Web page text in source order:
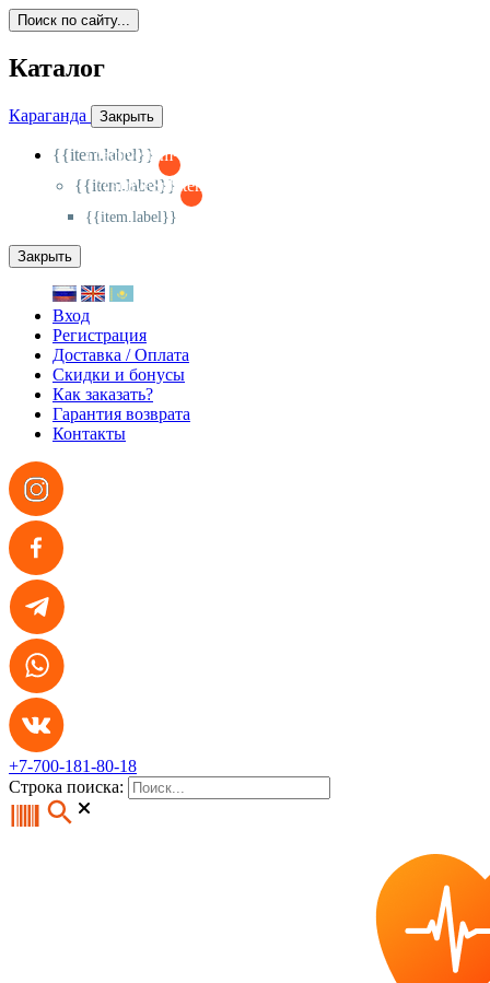
Поиск по сайту...
Каталог
Караганда Закрыть
{{item.label}}
{{activeItem==item.id?'-
{{item.label}}
{{activeSubitem==item.id?'-
{{item.label}}
Закрыть
Вход
Регистрация
Доставка / Оплата
Скидки и бонусы
Как заказать?
Гарантия возврата
Контакты
+7-700-181-80-18
Строка поиска: